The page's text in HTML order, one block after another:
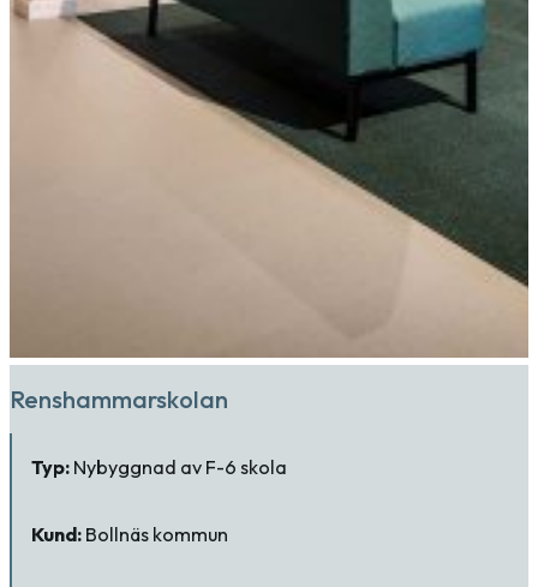
Renshammarskolan
Typ: Nybyggnad av F-6 skola
Kund: Bollnäs kommun